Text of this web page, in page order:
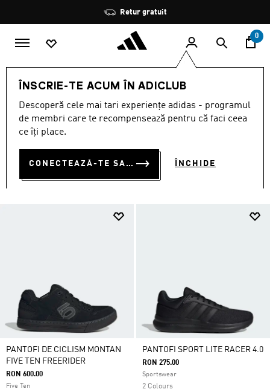
Oprește
rotația
Retur gratuit
0
ÎNSCRIE-TE ACUM ÎN ADICLUB
Descoperă cele mai tari experiențe adidas - programul
de membri care te recompensează pentru că faci ceea
ce îți place.
CONECTEAZĂ-TE SAU ÎNSCRIE-TE ACUM ÎNCHIDE
BĂRBAȚI SPORTURI ActivitățI în aer liber
ACTIVITĂȚI ÎN AER LIBER
PANTOFI DE CICLISM MONTAN
FIVE TEN FREERIDER
RON 600.00
Five Ten
PANTOFI SPORT LITE RACER 4.0
RON 275.00
Sportswear
2 Colours